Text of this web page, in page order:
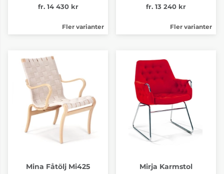
fr. 14 430 kr
Fler varianter
fr. 13 240 kr
Fler varianter
Mina Fåtölj Mi425 Mirja Karmstol